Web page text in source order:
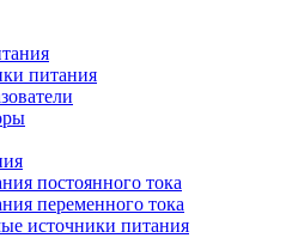
питания
постоянного тока
переменного тока
источники питания